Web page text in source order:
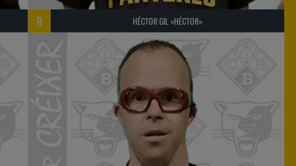
8 HÉCTOR GIL «HÉCTOR»